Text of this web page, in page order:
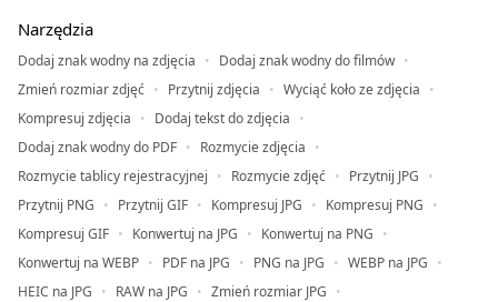
Narzędzia
Dodaj znak wodny na zdjęcia
Dodaj znak wodny do filmów
Zmień rozmiar zdjęć
Przytnij zdjęcia
Wyciąć koło ze zdjęcia
Kompresuj zdjęcia
Dodaj tekst do zdjęcia
Dodaj znak wodny do PDF
Rozmycie zdjęcia
Rozmycie tablicy rejestracyjnej
Rozmycie zdjęć
Przytnij JPG
Przytnij PNG
Przytnij GIF Kompresuj JPG
Kompresuj PNG
Kompresuj GIF
Konwertuj na JPG
Konwertuj na PNG
Konwertuj na WEBP
PDF na JPG PNG na JPG
WEBP na JPG
HEIC na JPG
RAW na JPG
Zmień rozmiar JPG